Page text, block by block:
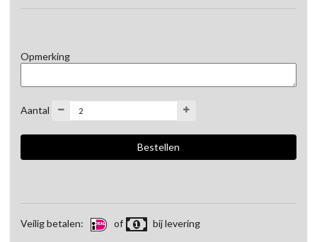
Opmerking
Aantal
Veilig betalen: of bij levering